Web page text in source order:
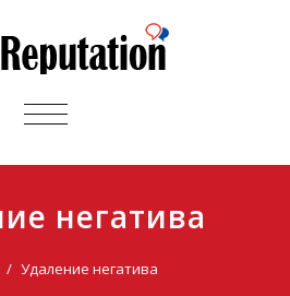
ПЕРЕМИКАЧ
негатива
Удаление негатива